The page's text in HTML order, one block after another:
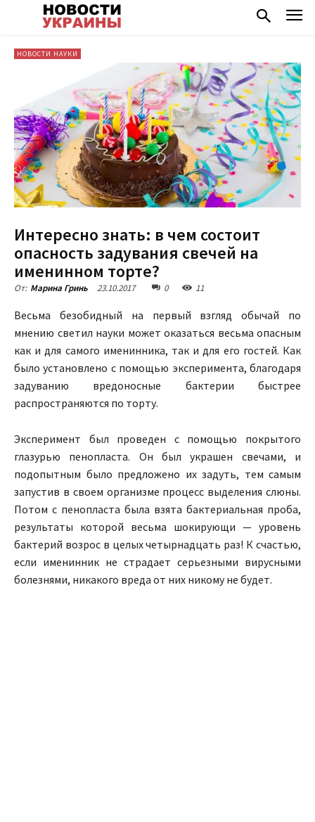
НОВОСТИ НАУКИ
Интересно знать: в чем состоит
опасность задувания свечей на
именинном торте?
От: Марина Гринь 23.10.2017 0 11
Весьма безобидный на первый взгляд обычай по
мнению светил науки может оказаться весьма опасным
как и для самого именинника, так и для его гостей. Как
было установлено с помощью эксперимента, благодаря
задуванию вредоносные бактерии быстрее
распространяются по торту.
Эксперимент был проведен с помощью покрытого
глазурью пенопласта. Он был украшен свечами, и
подопытным было предложено их задуть, тем самым
запустив в своем организме процесс выделения слюны.
Потом с пенопласта была взята бактериальная проба,
результаты которой весьма шокирующи — уровень
бактерий возрос в целых четырнадцать раз! К счастью,
если именинник не страдает серьезными вирусными
болезнями, никакого вреда от них никому не будет.